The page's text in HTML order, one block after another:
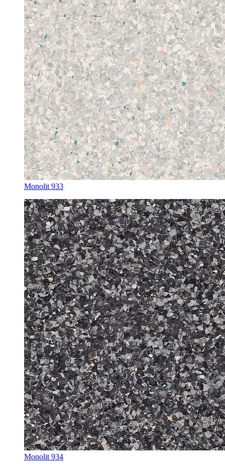
Monolit 933
Monolit 934